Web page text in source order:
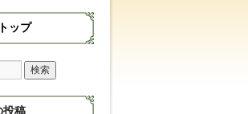
ップ
投稿